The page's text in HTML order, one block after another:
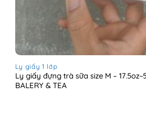
Ly giấy 1 lớp
Ly giấy đựng trà sữa size M –
BALERY & TEA